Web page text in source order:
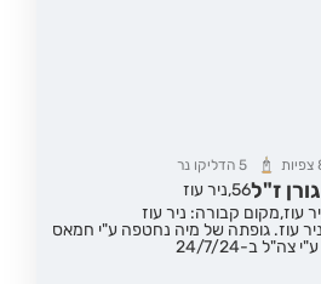
צפיות 5הדליקו נר
ז"ל56, ניר עוז
עוז,מקום קבורה: ניר עוז
עוז. גופתה של מיה נחטפה ע"י חמאס
צה"ל ב-24/7/24